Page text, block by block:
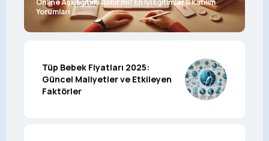
Yorumları
Tüp Bebek Fiyatları 2025:
Güncel Maliyetler ve Etkileyen
Faktörler